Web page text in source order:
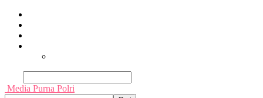
Media Purna Polri